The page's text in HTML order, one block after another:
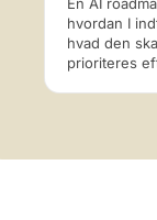
hvordan I
hvad den
prioriteres